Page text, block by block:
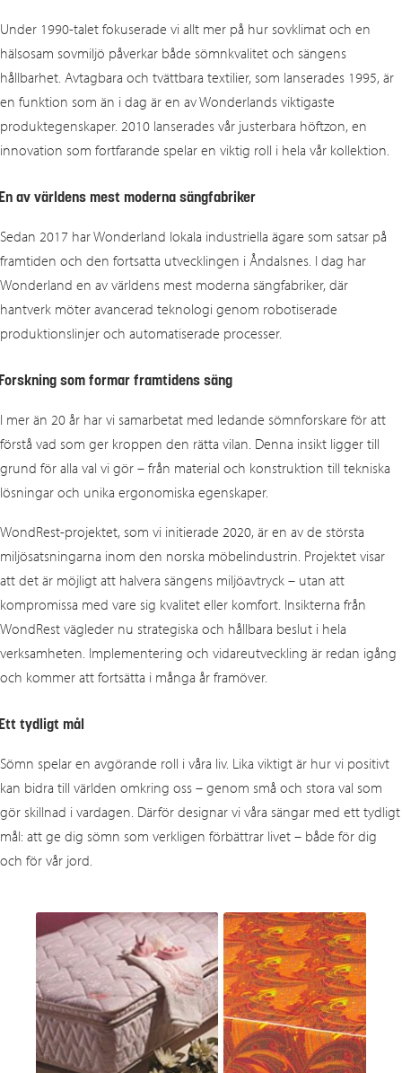
Under 1990‑talet fokuserade vi allt mer på hur sovklimat och en
hälsosam sovmiljö påverkar både sömnkvalitet och sängens
hållbarhet. Avtagbara och tvättbara textilier, som lanserades 1995, är
en funktion som än i dag är en av Wonderlands viktigaste
produktegenskaper. 2010 lanserades vår justerbara höftzon, en
innovation som fortfarande spelar en viktig roll i hela vår kollektion.
av världens mest moderna sängfabriker
Sedan 2017 har Wonderland lokala industriella ägare som satsar på
framtiden och den fortsatta utvecklingen i Åndalsnes. I dag har
Wonderland en av världens mest moderna sängfabriker, där
hantverk möter avancerad teknologi genom robotiserade
produktionslinjer och automatiserade processer.
som formar framtidens säng
I mer än 20 år har vi samarbetat med ledande sömnforskare för att
förstå vad som ger kroppen den rätta vilan. Denna insikt ligger till
grund för alla val vi gör – från material och konstruktion till tekniska
lösningar och unika ergonomiska egenskaper.
WondRest‑projektet, som vi initierade 2020, är en av de största
miljösatsningarna inom den norska möbelindustrin. Projektet visar
att det är möjligt att halvera sängens miljöavtryck – utan att
kompromissa med vare sig kvalitet eller komfort. Insikterna från
WondRest vägleder nu strategiska och hållbara beslut i hela
verksamheten. Implementering och vidareutveckling är redan igång
och kommer att fortsätta i många år framöver.
tydligt mål
Sömn spelar en avgörande roll i våra liv. Lika viktigt är hur vi positivt
kan bidra till världen omkring oss – genom små och stora val som
gör skillnad i vardagen. Därför designar vi våra sängar med ett tydligt
mål: att ge dig sömn som verkligen förbättrar livet – både för dig
och för vår jord.